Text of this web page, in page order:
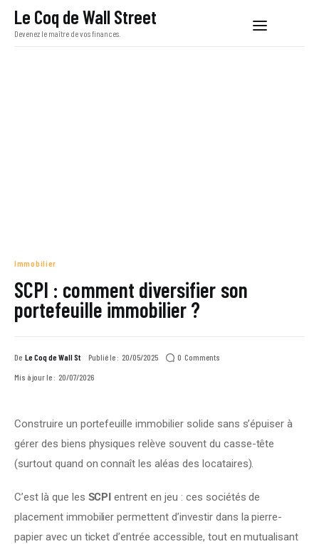
Le Coq de Wall Street
Devenez le maître de vos finances.
Le Coq de Wall Street
Immobilier
SCPI : comment diversifier son
portefeuille immobilier ?
De Le Coq de Wall St Publié le : 20/05/2025 0 Comments
Mis à jour le : 20/07/2026
Construire un portefeuille immobilier solide sans s’épuiser à
gérer des biens physiques relève souvent du casse-tête
(surtout quand on connaît les aléas des locataires).
C’est là que les SCPI entrent en jeu : ces sociétés de
placement immobilier permettent d’investir dans la pierre-
papier avec un ticket d’entrée accessible, tout en mutualisant